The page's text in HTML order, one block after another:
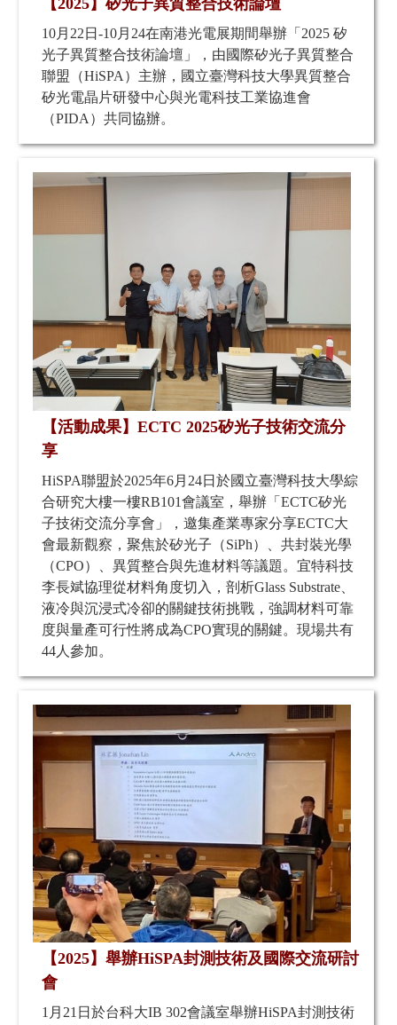
10月22日-10月24在南港光電展期間舉辦「2025 矽
光子異質整合技術論壇」，由國際矽光子異質整合
聯盟（HiSPA）主辦，國立臺灣科技大學異質整合
矽光電晶片研發中心與光電科技工業協進會
（PIDA）共同協辦。
【活動成果】ECTC 2025矽光子技術交流分
享
HiSPA聯盟於2025年6月24日於國立臺灣科技大學綜
合研究大樓一樓RB101會議室，舉辦「ECTC矽光
子技術交流分享會」，邀集產業專家分享ECTC大
會最新觀察，聚焦於矽光子（SiPh）、共封裝光學
（CPO）、異質整合與先進材料等議題。宜特科技
李長斌協理從材料角度切入，剖析Glass Substrate、
液冷與沉浸式冷卻的關鍵技術挑戰，強調材料可靠
度與量產可行性將成為CPO實現的關鍵。現場共有
44人參加。
【2025】舉辦HiSPA封測技術及國際交流研討
會
1月21日於台科大IB 302會議室舉辦HiSPA封測技術